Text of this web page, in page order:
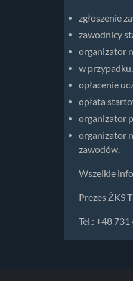
zgłoszenie
zawodnicy
organizator
w
opłacenie
opłata
organizator
organizator
zawodów.
Wszelkie
Prezes ŻKS
Tel.: +48